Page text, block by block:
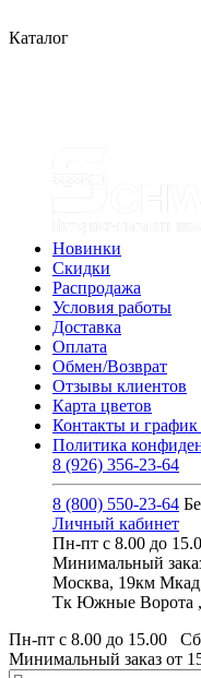
Каталог
Новинки
Скидки
Распродажа
Условия работы
Доставка
Оплата
Обмен/Возврат
Отзывы клиентов
Карта цветов
Контакты и
Политика
8 (926) 356-23-64
8 (800) 550-23-64
Личный кабинет
Пн-пт с 8.00 до
Минимальный
Москва, 19км
Тк Южные Ворота ,
Пн-пт с 8.00 до 15.00
Минимальный заказ от